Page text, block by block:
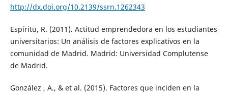
http://dx.doi.org/10.2139/ssrn.1262343
Espíritu, R. (2011). Actitud emprendedora en los estudiantes
universitarios: Un análisis de factores explicativos en la
comunidad de Madrid. Madrid: Universidad Complutense
de Madrid.
González , A., & et al. (2015). Factores que inciden en la